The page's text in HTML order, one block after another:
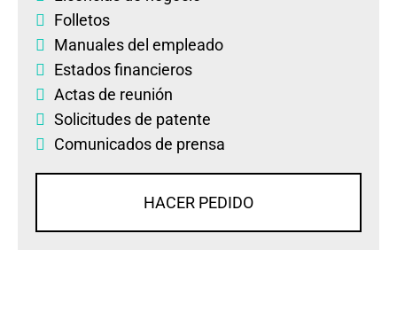
Folletos
Manuales del empleado
Estados financieros
Actas de reunión
Solicitudes de patente
Comunicados de prensa
HACER PEDIDO